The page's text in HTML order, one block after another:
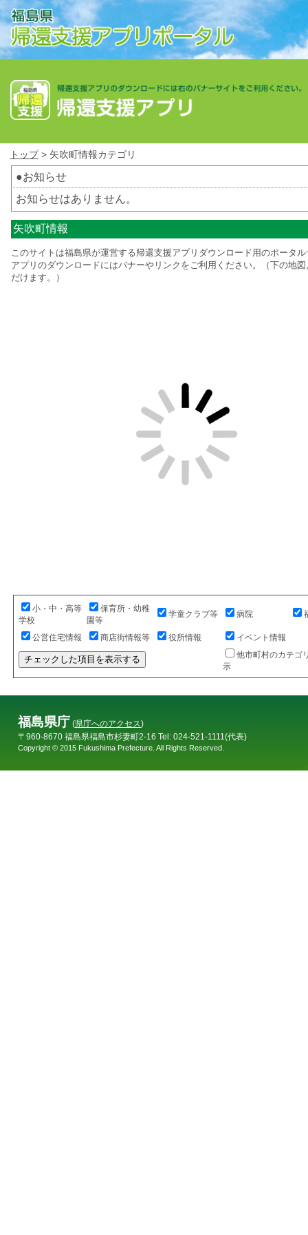
トップ> 矢吹町情報カテゴリ
●お知らせ
お知らせはありません。
矢吹町情報
このサイトは福島県が運営する帰還支援アプリダウンロード用のポータ
アプリのダウンロードにはバナーやリンクをご利用ください。（下の地
だけます。）
小・中・高等
学校
保育所・幼稚
園等
学童クラブ等 病院
公営住宅情報 商店街情報等 役所情報 イベント情報
チェックした項目を表示する
他市町村のカテゴ
示
福島県庁 (県庁へのアクセス)
〒960-8670 福島県福島市杉妻町2-16 Tel: 024-521-1111(代表)
Copyright © 2015 Fukushima Prefecture. All Rights Reserved.